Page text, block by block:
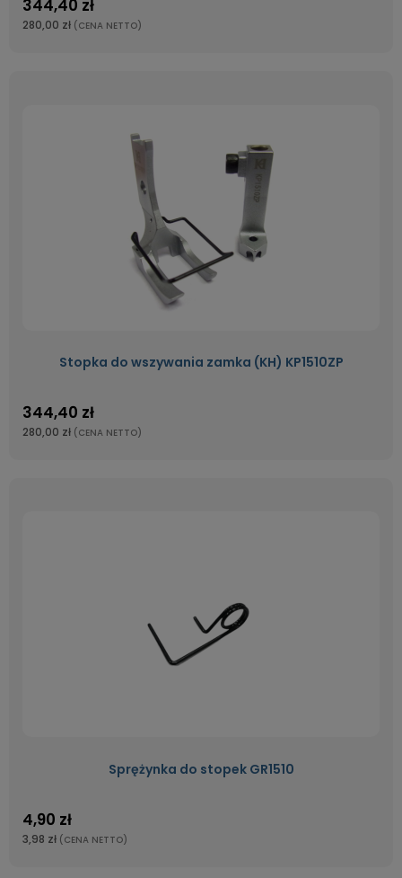
344,40 zł
280,00 zł (CENA NETTO)
Stopka do wszywania zamka (KH) KP1510ZP
344,40 zł
280,00 zł (CENA NETTO)
Sprężynka do stopek GR1510
4,90 zł
3,98 zł (CENA NETTO)